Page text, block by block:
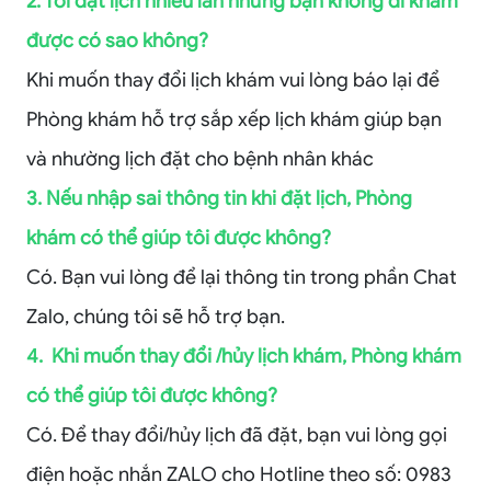
được có sao không?
Khi muốn thay đổi lịch khám vui lòng báo lại để
Phòng khám hỗ trợ sắp xếp lịch khám giúp bạn
và nhường lịch đặt cho bệnh nhân khác
3. Nếu nhập sai thông tin khi đặt lịch, Phòng
khám có thể giúp tôi được không?
Có. Bạn vui lòng để lại thông tin trong phần Chat
Zalo, chúng tôi sẽ hỗ trợ bạn.
4. Khi muốn thay đổi /hủy lịch khám, Phòng khám
có thể giúp tôi được không?
Có. Để thay đổi/hủy lịch đã đặt, bạn vui lòng gọi
điện hoặc nhắn ZALO cho Hotline theo số: 0983